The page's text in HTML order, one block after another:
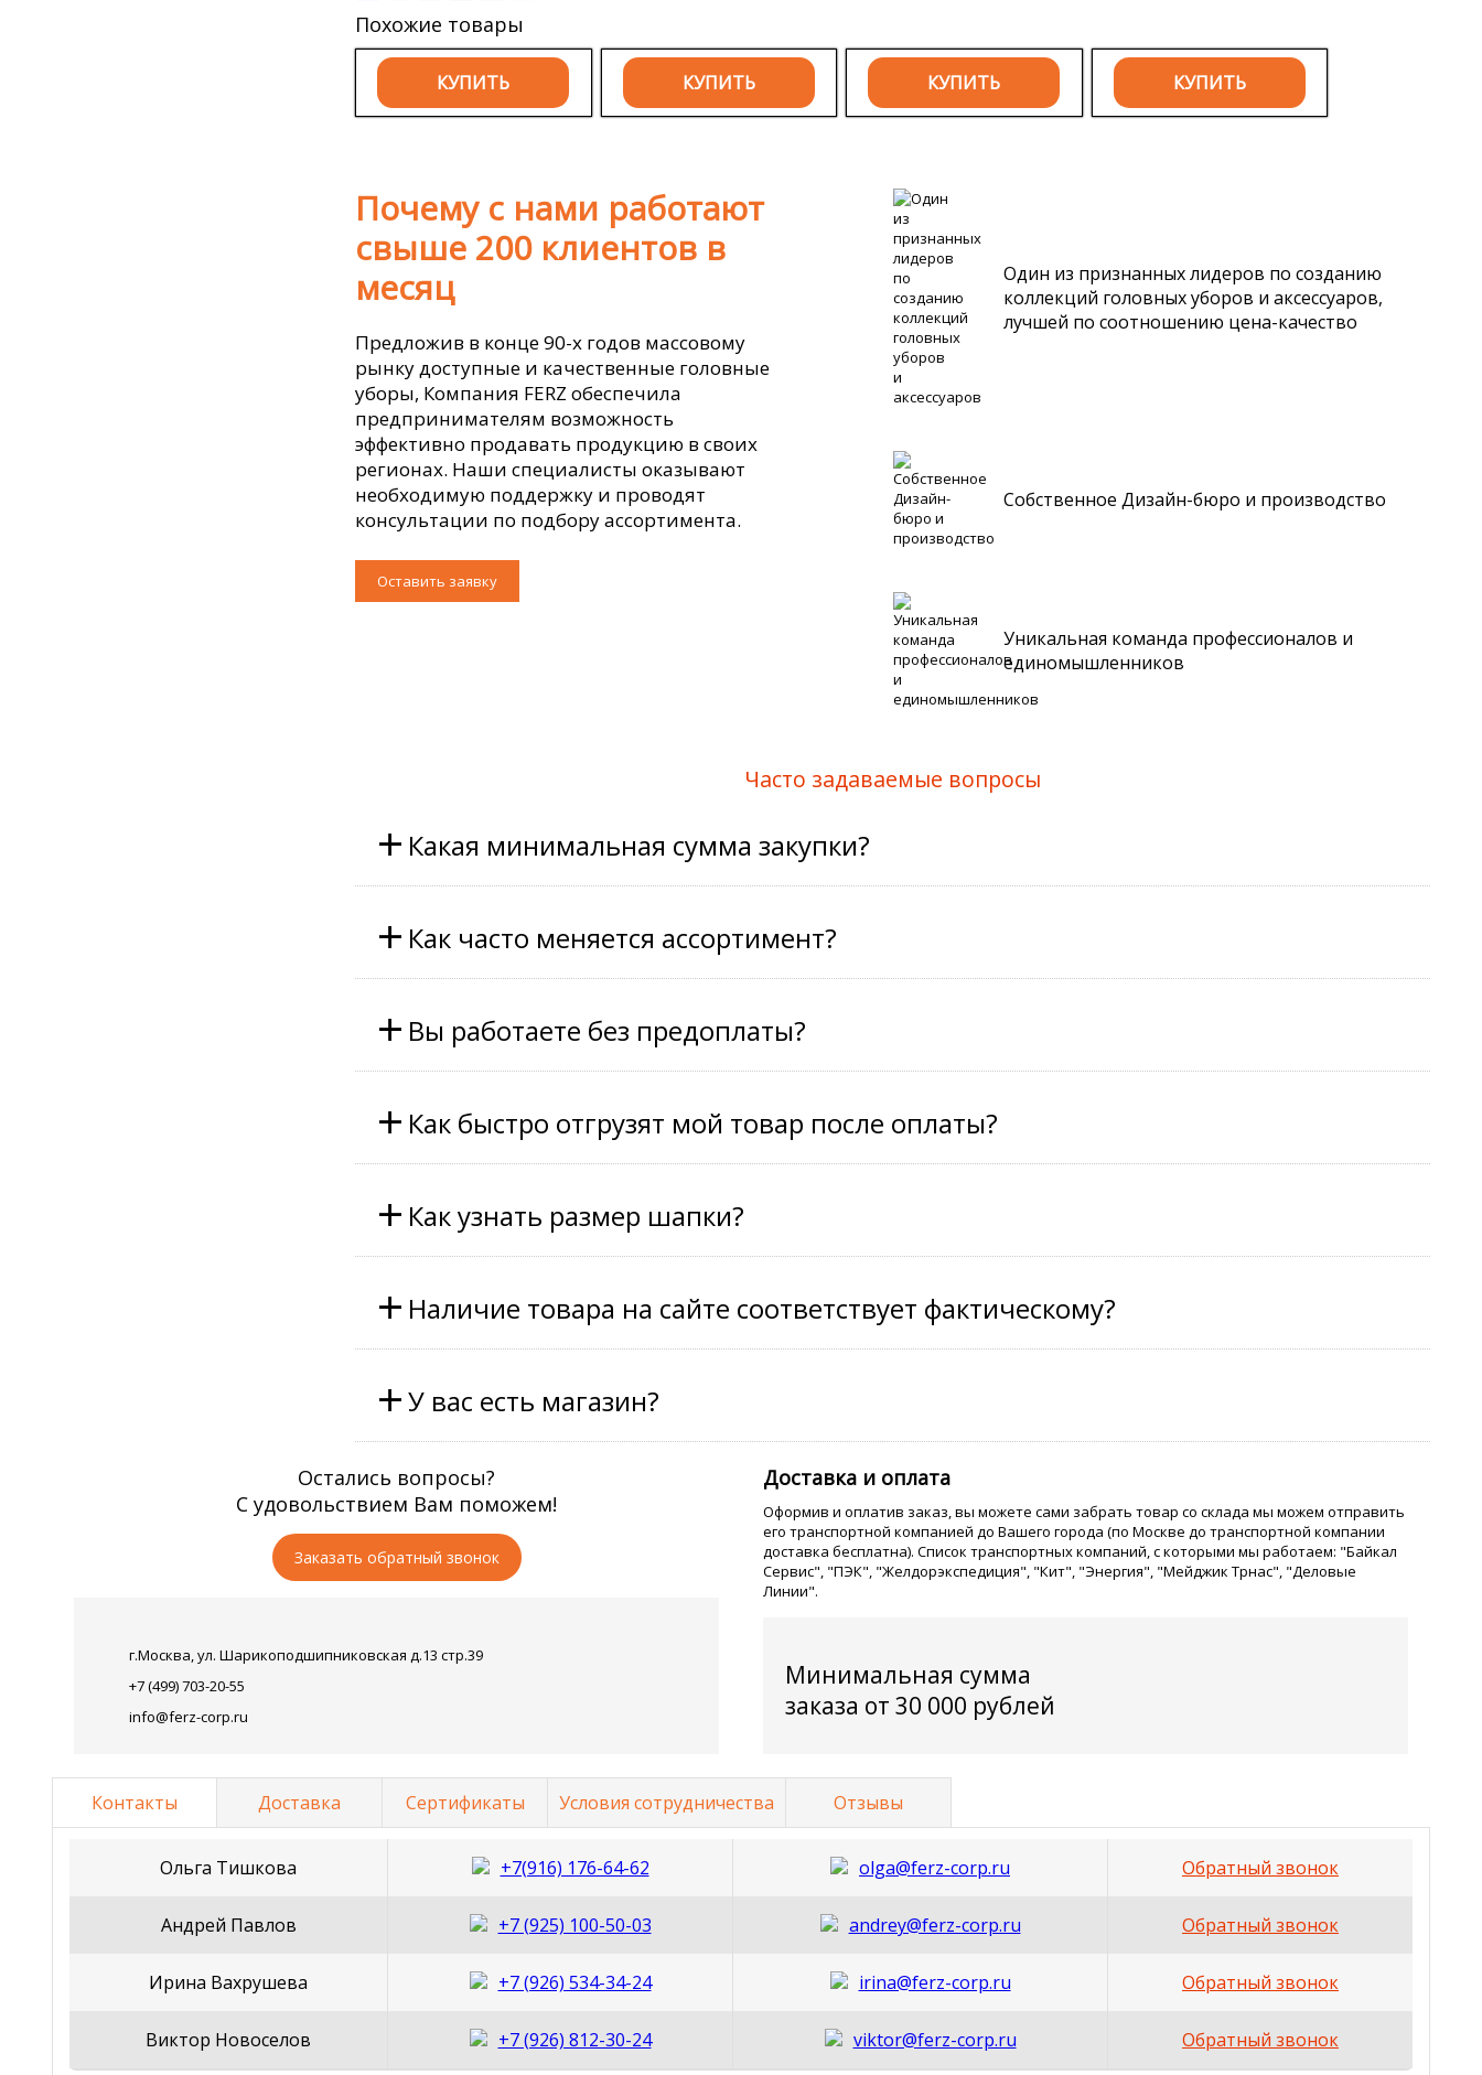
Похожие товары
КУПИТЬ КУПИТЬ КУПИТЬ КУПИТЬ
Почему с нами работают
свыше 200 клиентов в
месяц
Предложив в конце 90-х годов массовому
рынку доступные и качественные головные
уборы, Компания FERZ обеспечила
предпринимателям возможность
эффективно продавать продукцию в своих
регионах. Наши специалисты оказывают
необходимую поддержку и проводят
консультации по подбору ассортимента.
Оставить заявку
Один из признанных лидеров по созданию
коллекций головных уборов и аксессуаров,
лучшей по соотношению цена-качество
Собственное Дизайн-бюро и производство
Уникальная команда профессионалов и
единомышленников
Часто задаваемые вопросы
+ Какая минимальная сумма закупки?
+ Как часто меняется ассортимент?
+ Вы работаете без предоплаты?
+ Как быстро отгрузят мой товар после оплаты?
+ Как узнать размер шапки?
+ Наличие товара на сайте соответствует фактическому?
+У вас есть магазин?
Остались вопросы?
С удовольствием Вам поможем!
Заказать обратный звонок
г.Москва, ул. Шарикоподшипниковская д.13 стр.39
+7 (499) 703-20-55
info@ferz-corp.ru
Доставка и оплата
Оформив и оплатив заказ, вы можете сами забрать товар со склада мы можем отправить
его транспортной компанией до Вашего города (по Москве до транспортной компании
доставка бесплатна). Список транспортных компаний, с которыми мы работаем: "Байкал
Сервис", "ПЭК", "Желдорэкспедиция", "Кит", "Энергия", "Мейджик Трнас", "Деловые
Линии".
Минимальная сумма
заказа от 30 000 рублей
Контакты Доставка Сертификаты Условия сотрудничества Отзывы
Ольга Тишкова +7(916) 176-64-62 olga@ferz-corp.ru Обратный звонок
Андрей Павлов +7 (925) 100-50-03 andrey@ferz-corp.ru Обратный звонок
Ирина Вахрушева +7 (926) 534-34-24 irina@ferz-corp.ru Обратный звонок
Виктор Новоселов +7 (926) 812-30-24 viktor@ferz-corp.ru Обратный звонок